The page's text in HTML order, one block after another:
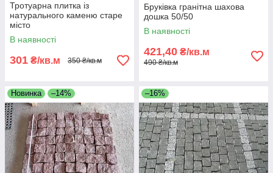
Тротуарна плитка із
натурального каменю старе
місто
В наявності
301 ₴/кв.м 350 ₴/кв.м
Бруківка гранітна шахова
дошка 50/50
В наявності
421,40 ₴/кв.м
490 ₴/кв.м
Новинка –14% –16%